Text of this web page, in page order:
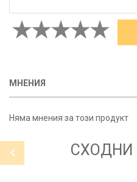
МНЕНИЯ
Няма мнения за този продукт
СХОДНИ